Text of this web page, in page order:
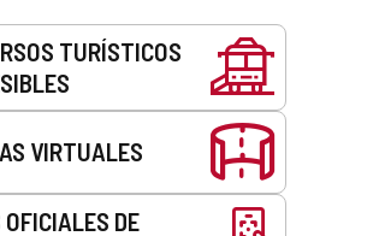
TURÍSTICOS
VIRTUALES
DE